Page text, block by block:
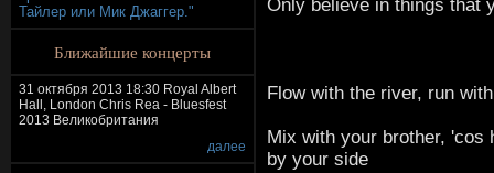
Тайлер или Мик Джаггер."
Ближайшие концерты
31 октября 2013 18:30 Royal Albert
Hall, London Chris Rea - Bluesfest
2013 Великобритания
далее
Only believe in things that
Flow with the river, run
Mix with your brother, 'cos
by your side